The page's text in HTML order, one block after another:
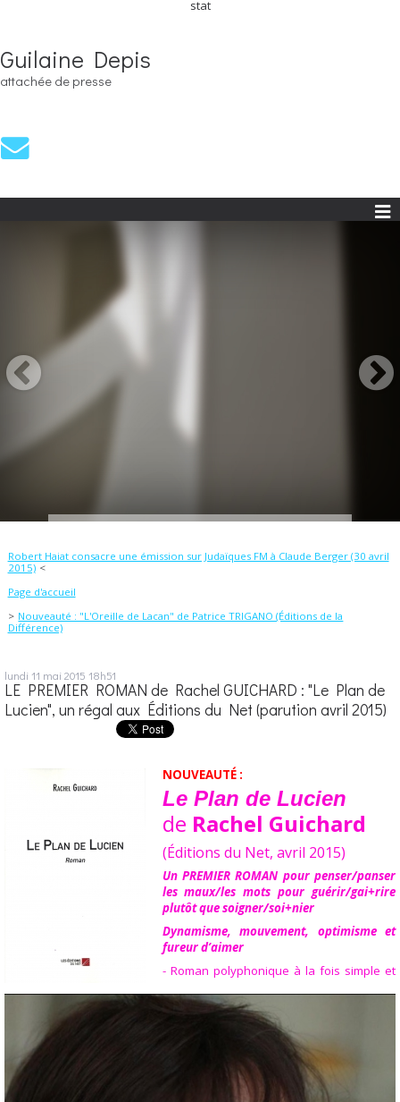
stat
Guilaine Depis
attachée de presse
Robert Haiat consacre une émission sur Judaïques FM à Claude Berger (30 avril
2015)
Page d'accueil
Nouveauté : "L'Oreille de Lacan" de Patrice TRIGANO (Éditions de la
Différence)
lundi 11 mai 2015 18h51
LE PREMIER ROMAN de Rachel GUICHARD : "Le Plan de
Lucien", un régal aux Éditions du Net (parution avril 2015)
NOUVEAUTÉ :
Le Plan de Lucien
de Rachel Guichard
(Éditions du Net, avril 2015)
Un PREMIER ROMAN pour penser/panser
les maux/les mots pour guérir/gai+rire
plutôt que soigner/soi+nier
Dynamisme, mouvement, optimisme et
fureur d’aimer
- Roman polyphonique à la fois simple et